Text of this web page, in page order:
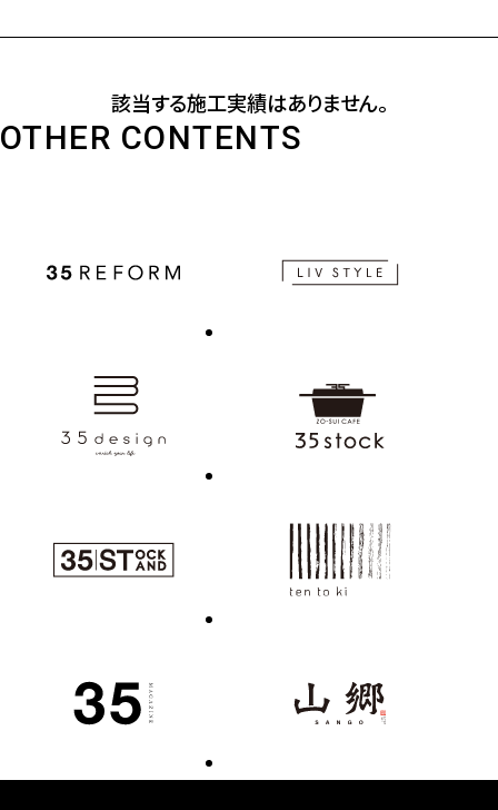
該当する施工実績はありません。
OTHER CONTENTS